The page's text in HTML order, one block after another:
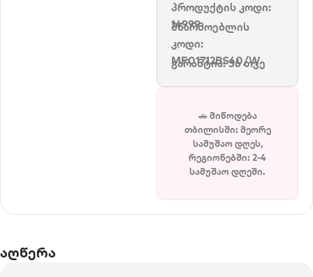
პროდუქტის კოდი:
14999
მწარმოებლის
კოდი:
MF01712BS40/W
გარანტია: 36 თვე
🚗 მიწოდება
თბილისში: მეორე
სამუშაო დღეს,
რეგიონებში: 2-4
სამუშაო დღეში.
აღწერა